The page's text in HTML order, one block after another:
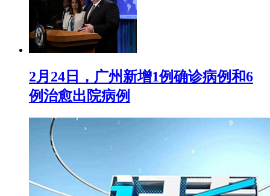
2月24日，广州新增1例确诊病例和6
例治愈出院病例